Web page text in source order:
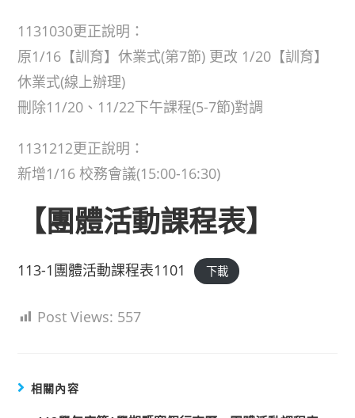
1131030更正說明：
原1/16【訓育】休業式(第7節) 更改 1/20【訓育】
休業式(線上辦理)
刪除11/20、11/22下午課程(5-7節)對調
1131212更正說明：
新增1/16 校務會議(15:00-16:30)
【團體活動課程表】
113-1團體活動課程表1101 下載
Post Views: 557
相關內容